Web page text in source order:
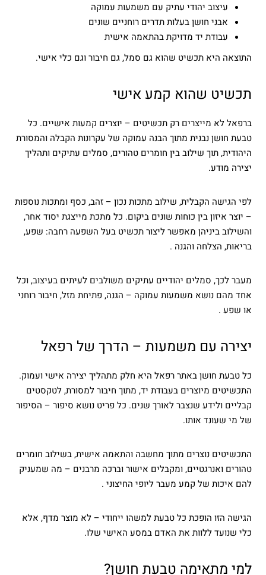
עיצוב יהודי עתיק עם משמעות עמוקה
אבני חושן בעלות תדרים רוחניים שונים
עבודת יד מדויקת בהתאמה אישית
התוצאה היא תכשיט שהוא גם סמל, גם חיבור וגם כלי אישי.
תכשיט שהוא קמע אישי
ברפאל לא מייצרים רק תכשיטים – יוצרים קמעות אישיים. כל
טבעת חושן נבנית מתוך הבנה עמוקה של עקרונות הקבלה והמסורת
היהודית, תוך שילוב בין חומרים טהורים, סמלים עתיקים ותהליך
יצירה מודע.
לפי הגישה הקבלית, שילוב מתכות נכון – זהב, כסף ומתכות נוספות
– יוצר איזון בין כוחות שונים ביקום. כל מתכת מייצגת יסוד אחר,
והשילוב ביניהן מאפשר ליצור תכשיט בעל השפעה רחבה: שפע,
בריאות, הצלחה והגנה .
מעבר לכך, סמלים יהודיים עתיקים משולבים לעיתים בעיצוב, וכל
אחד מהם נושא משמעות עמוקה – הגנה, פתיחת מזל, חיבור רוחני
או שפע .
יצירה עם משמעות – הדרך של רפאל
כל טבעת חושן באתר רפאל היא חלק מתהליך יצירה אישי ועמוק.
התכשיטים מיוצרים בעבודת יד, מתוך חיבור למסורת, לטקסטים
קבליים ולידע שנצבר לאורך שנים. כל פריט נושא סיפור – הסיפור
של מי שעונד אותו.
התכשיטים נוצרים מתוך מחשבה והתאמה אישית, בשילוב חומרים
טהורים ואנרגטיים, ומקבלים אישור וברכה מרבנים – מה שמעניק
להם איכות של קמע מעבר ליופי החיצוני .
הגישה הזו הופכת כל טבעת למשהו ייחודי – לא מוצר מדף, אלא
כלי שנועד ללוות את האדם במסע האישי שלו.
למי מתאימה טבעת חושן?